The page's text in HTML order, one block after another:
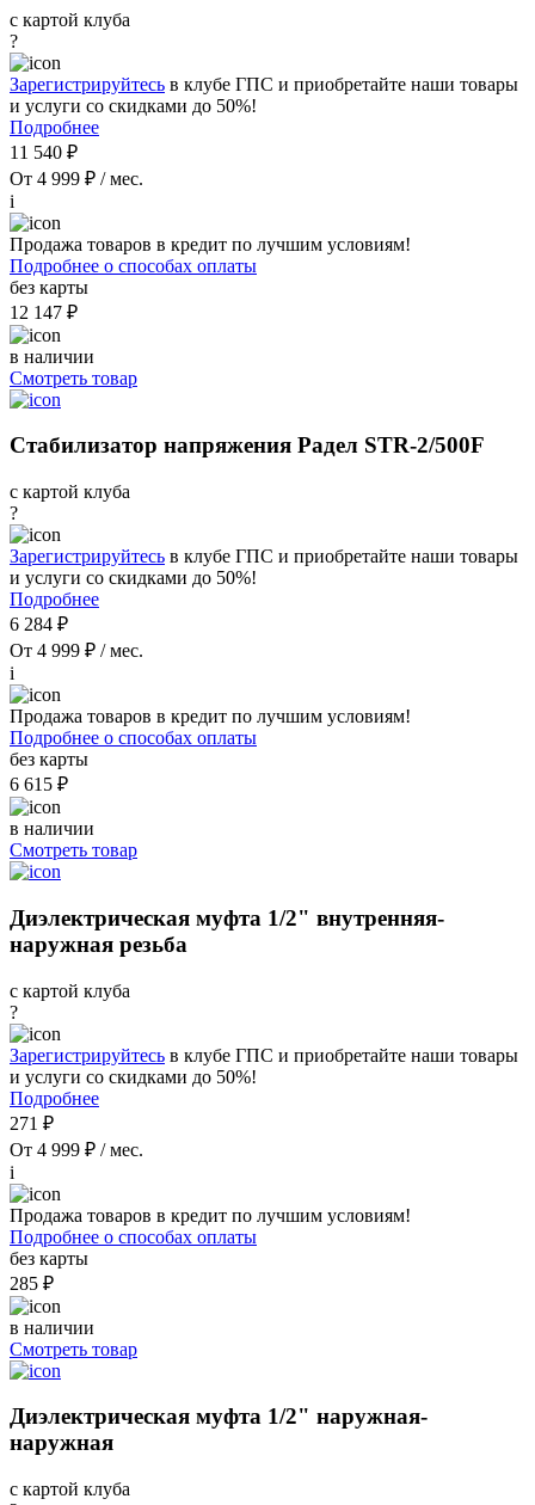
с картой клуба
?
Зарегистрируйтесь в клубе ГПС и приобретайте наши товары
и услуги со скидками до 50%!
Подробнее
11 540 ₽
От 4 999 ₽ / мес.
i
Продажа товаров в кредит по лучшим условиям!
Подробнее о способах оплаты
без карты
12 147 ₽
в наличии
Смотреть товар
Стабилизатор напряжения Радел STR-2/500F
с картой клуба
?
Зарегистрируйтесь в клубе ГПС и приобретайте наши товары
и услуги со скидками до 50%!
Подробнее
6 284 ₽
От 4 999 ₽ / мес.
i
Продажа товаров в кредит по лучшим условиям!
Подробнее о способах оплаты
без карты
6 615 ₽
в наличии
Смотреть товар
Диэлектрическая муфта 1/2" внутренняя-
наружная резьба
с картой клуба
?
Зарегистрируйтесь в клубе ГПС и приобретайте наши товары
и услуги со скидками до 50%!
Подробнее
271 ₽
От 4 999 ₽ / мес.
i
Продажа товаров в кредит по лучшим условиям!
Подробнее о способах оплаты
без карты
285 ₽
в наличии
Смотреть товар
Диэлектрическая муфта 1/2" наружная-
наружная
с картой клуба